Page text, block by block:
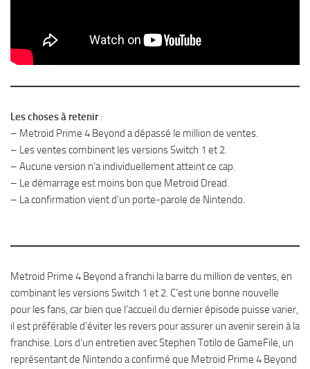
Les choses à retenir:
– Metroid Prime 4 Beyond a dépassé le million de ventes.
– Les ventes combinent les versions Switch 1 et 2.
– Aucune version n’a individuellement atteint ce cap.
– Le démarrage est moins bon que Metroid Dread.
– La confirmation vient d’un porte-parole de Nintendo.
Metroid Prime 4 Beyond a franchi la barre du million de ventes, en
combinant les versions Switch 1 et 2. C’est une bonne nouvelle
pour les fans, car bien que l’accueil du dernier épisode puisse varier,
il est préférable d’éviter les revers pour assurer un avenir serein à la
franchise. Lors d’un entretien avec Stephen Totilo de GameFile, un
représentant de Nintendo a confirmé que Metroid Prime 4 Beyond